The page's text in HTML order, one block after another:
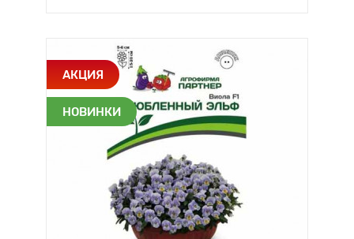
АКЦИЯ
НОВИНКИ